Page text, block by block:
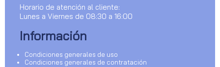
Horario de atención al cliente:
Lunes a Viernes de 08:30 a 16:00
Información
Condiciones generales de uso
Condiciones generales de contratación